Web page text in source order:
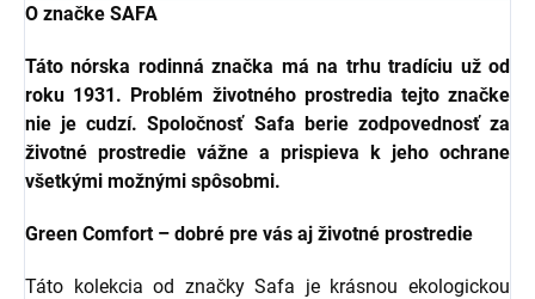
O značke SAFA
Táto nórska rodinná značka má na trhu tradíciu už od
roku 1931. Problém životného prostredia tejto značke
nie je cudzí. Spoločnosť Safa berie zodpovednosť za
životné prostredie vážne a prispieva k jeho ochrane
všetkými možnými spôsobmi.
Green Comfort – dobré pre vás aj životné prostredie
Táto kolekcia od značky Safa je krásnou ekologickou